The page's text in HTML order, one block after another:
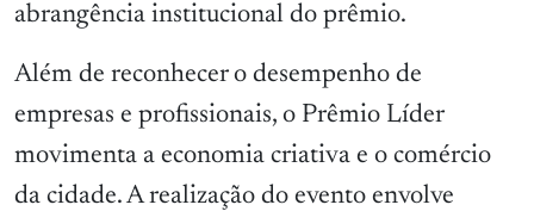
abrangência institucional do prêmio.
Além de reconhecer o desempenho de
empresas e profissionais, o Prêmio Líder
movimenta a economia criativa e o comércio
da cidade. A realização do evento envolve